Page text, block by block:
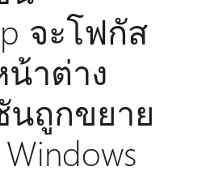
จะโฟกัส
าต่าง
นถูกขยาย